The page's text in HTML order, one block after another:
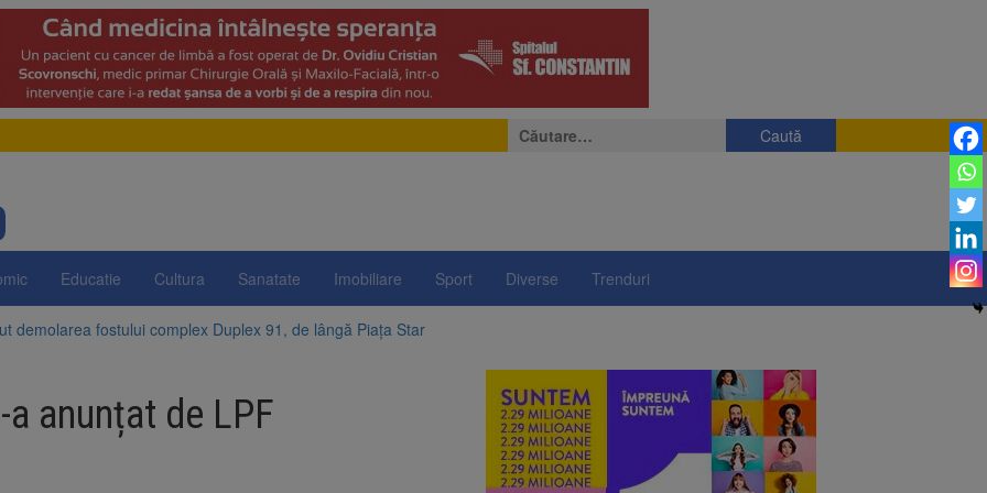
Caută
după:
Educatie Cultura Sanatate Imobiliare Sport Diverse Trenduri
demolarea fostului complex Duplex 91, de lângă Piața Star
la apelul pentru reducerea consumului de energie. Nivelul Dunării a început să crească
pentru Iluminat cere reducerea luminii pe timpul nopții, nu oprirea iluminatului public
pe DN1E Brașov – Poiana Brașov după un accident. Două persoane primesc îngrijiri
anunțat de LPF